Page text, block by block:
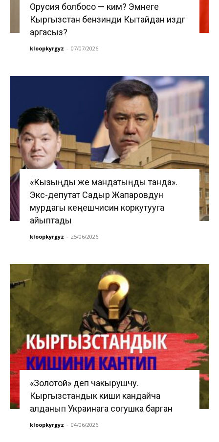
Орусия болбосо — ким? Эмнеге
Кыргызстан бензинди Кытайдан издөөгө
аргасыз?
kloopkyrgyz - 07/07/2026
«Кызыңды же мандатыңды танда».
Экс-депутат Садыр Жапаровдун
мурдагы кеңешчисин коркутууга
айыптады
kloopkyrgyz - 25/06/2026
«Золотой» деп чакырушчу.
Кыргызстандык киши кандайча
алданып Украинага согушка барган
kloopkyrgyz - 04/06/2026